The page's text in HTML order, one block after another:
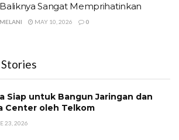
Sangat Memprihatinkan
MELANI MAY 10, 2026 0
Siap untuk Bangun Jaringan dan
Center oleh Telkom
23, 2026